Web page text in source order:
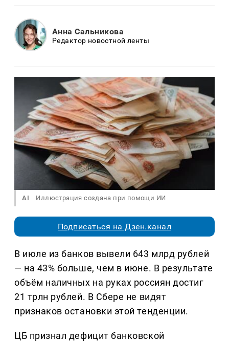
Анна Сальникова
Редактор новостной ленты
AI Иллюстрация создана при помощи ИИ
Подписаться на Дзен.канал
В июле из банков вывели 643 млрд рублей
— на 43% больше, чем в июне. В результате
объём наличных на руках россиян достиг
21 трлн рублей. В Сбере не видят
признаков остановки этой тенденции.
ЦБ признал дефицит банковской